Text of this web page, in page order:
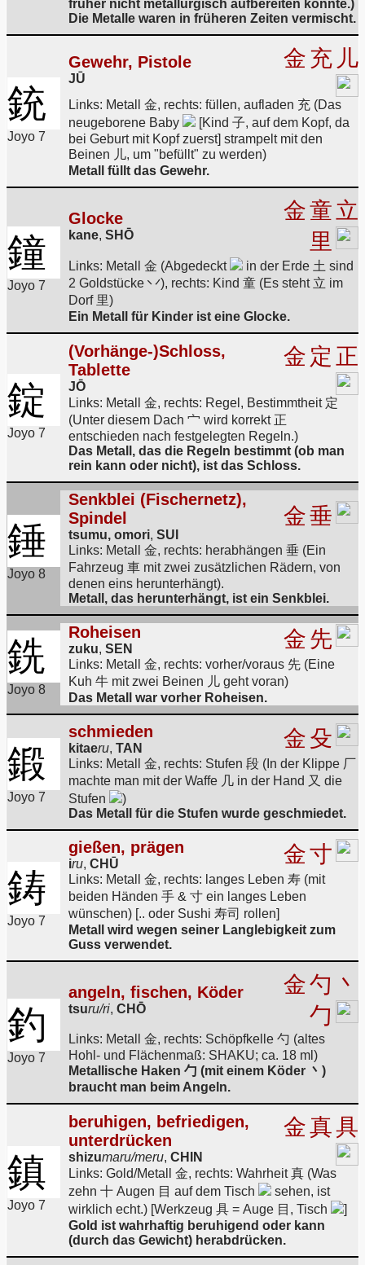
früher nicht metallurgisch aufbereiten konnte.)
Die Metalle waren in früheren Zeiten vermischt.
銃
Joyo 7
Gewehr, Pistole
JŪ
金充 儿
Links: Metall 金, rechts: füllen, aufladen 充 (Das
neugeborene Baby
[Kind 子, auf dem Kopf, da
bei Geburt mit Kopf zuerst] strampelt mit den
Beinen 儿, um "befüllt" zu werden)
Metall füllt das Gewehr.
鐘
Joyo 7
Glocke
kane, SHŌ
金童立
里
Links: Metall 金 (Abgedeckt
in der Erde 土 sind
2 Goldstücke 丷), rechts: Kind 童 (Es steht 立 im
Dorf 里)
Ein Metall für Kinder ist eine Glocke.
錠
Joyo 7
(Vorhänge-)Schloss,
Tablette
JŌ
金 定 正
Links: Metall 金, rechts: Regel, Bestimmtheit 定
(Unter diesem Dach 宀 wird korrekt 正
entschieden nach festgelegten Regeln.)
Das Metall, das die Regeln bestimmt (ob man
rein kann oder nicht), ist das Schloss.
錘
Joyo 8
Senkblei (Fischernetz),
Spindel
tsumu, omori, SUI
金垂
Links: Metall 金, rechts: herabhängen 垂 (Ein
Fahrzeug 車 mit zwei zusätzlichen Rädern, von
denen eins herunterhängt).
Metall, das herunterhängt, ist ein Senkblei.
銑
Joyo 8
Roheisen
zuku, SEN 金先
Links: Metall 金, rechts: vorher/voraus 先 (Eine
Kuh 牛 mit zwei Beinen 儿 geht voran)
Das Metall war vorher Roheisen.
鍛
Joyo 7
schmieden
kitaeru, TAN 金殳
Links: Metall 金, rechts: Stufen 段 (In der Klippe 厂
machte man mit der Waffe 几 in der Hand 又 die
Stufen
)
Das Metall für die Stufen wurde geschmiedet.
鋳
Joyo 7
gießen, prägen
iru, CHŪ 金寸
Links: Metall 金, rechts: langes Leben 寿 (mit
beiden Händen 手 & 寸 ein langes Leben
wünschen) [.. oder Sushi 寿司 rollen]
Metall wird wegen seiner Langlebigkeit zum
Guss verwendet.
釣
Joyo 7
angeln, fischen, Köder
tsuru/ri, CHŌ
金勺 丶
勹
Links: Metall 金, rechts: Schöpfkelle 勺 (altes
Hohl- und Flächenmaß: SHAKU; ca. 18 ml)
Metallische Haken 勹 (mit einem Köder 丶)
braucht man beim Angeln.
鎮
Joyo 7
beruhigen, befriedigen,
unterdrücken
shizumaru/meru, CHIN
金真具
Links: Gold/Metall 金, rechts: Wahrheit 真 (Was
zehn 十 Augen 目 auf dem Tisch
sehen, ist
wirklich echt.) [Werkzeug 具 = Auge 目, Tisch
]
Gold ist wahrhaftig beruhigend oder kann
(durch das Gewicht) herabdrücken.